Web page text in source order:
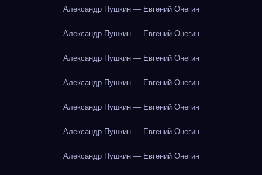
Александр Пушкин — Евгений Онегин
Александр Пушкин — Евгений Онегин
Александр Пушкин — Евгений Онегин
Александр Пушкин — Евгений Онегин
Александр Пушкин — Евгений Онегин
Александр Пушкин — Евгений Онегин
Александр Пушкин — Евгений Онегин